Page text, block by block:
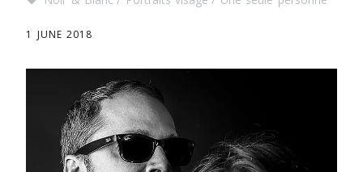
1 JUNE 2018